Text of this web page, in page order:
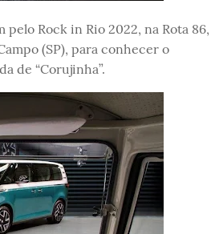
Rock in Rio 2022, na Rota 86,
(SP), para conhecer o
de “Corujinha”.